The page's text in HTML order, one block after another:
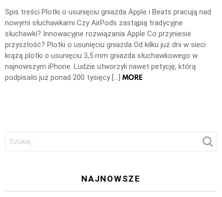
Spis treści Plotki o usunięciu gniazda Apple i Beats pracują nad
nowymi słuchawkami Czy AirPods zastąpią tradycyjne
słuchawki? Innowacyjne rozwiązania Apple Co przyniesie
przyszłość? Plotki o usunięciu gniazda Od kilku już dni w sieci
krążą plotki o usunięciu 3,5 mm gniazda słuchawkowego w
najnowszym iPhone. Ludzie utworzyli nawet petycję, którą
podpisało już ponad 200 tysięcy […] MORE
Szukaj:
NAJNOWSZE